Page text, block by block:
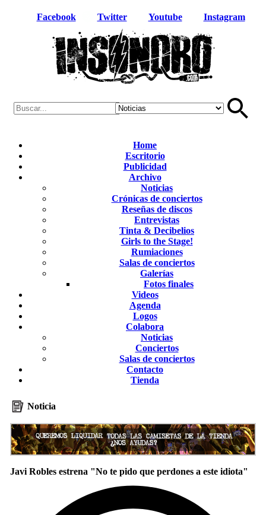
Facebook Twitter Youtube Instagram
Home
Escritorio
Publicidad
Archivo
Noticias
Crónicas de conciertos
Reseñas de discos
Entrevistas
Tinta & Decibelios
Girls to the Stage!
Rumiaciones
Salas de conciertos
Galerías
Fotos finales
Videos
Agenda
Logos
Colabora
Noticias
Conciertos
Salas de conciertos
Contacto
Tienda
Noticia
Javi Robles estrena "No te pido que perdones a este idiota"